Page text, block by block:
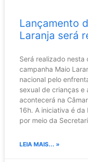
Lançamento
Laranja será
Será realizado
campanha Maio
nacional pelo
sexual de crianças e
acontecerá na
16h. A iniciativa é da
por meio da
LEIA MAIS... »